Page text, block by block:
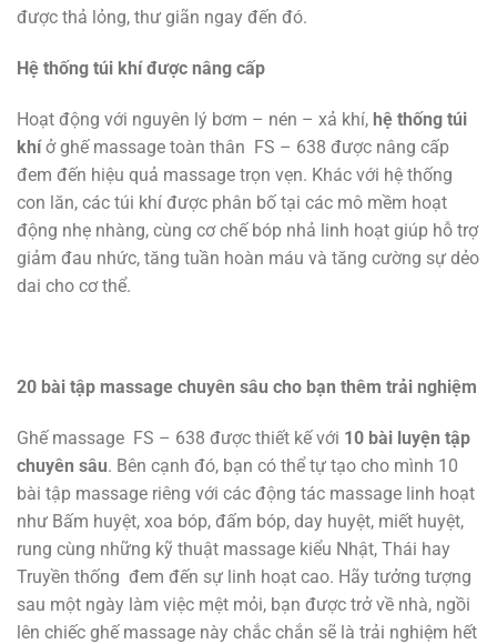
được thả lỏng, thư giãn ngay đến đó.
Hệ thống túi khí được nâng cấp
Hoạt động với nguyên lý bơm – nén – xả khí, hệ thống túi
khíở ghế massage toàn thân FS – 638 được nâng cấp
đem đến hiệu quả massage trọn vẹn. Khác với hệ thống
con lăn, các túi khí được phân bố tại các mô mềm hoạt
động nhẹ nhàng, cùng cơ chế bóp nhả linh hoạt giúp hỗ trợ
giảm đau nhức, tăng tuần hoàn máu và tăng cường sự dẻo
dai cho cơ thể.
20 bài tập massage chuyên sâu cho bạn thêm trải nghiệm
Ghế massage FS – 638 được thiết kế với 10 bài luyện tập
chuyên sâu. Bên cạnh đó, bạn có thể tự tạo cho mình 10
bài tập massage riêng với các động tác massage linh hoạt
như Bấm huyệt, xoa bóp, đấm bóp, day huyệt, miết huyệt,
rung cùng những kỹ thuật massage kiểu Nhật, Thái hay
Truyền thống đem đến sự linh hoạt cao. Hãy tưởng tượng
sau một ngày làm việc mệt mỏi, bạn được trở về nhà, ngồi
lên chiếc ghế massage này chắc chắn sẽ là trải nghiệm hết